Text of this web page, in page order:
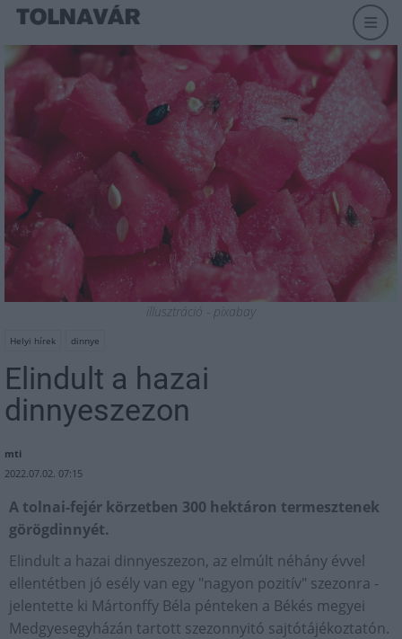
illusztráció - pixabay
Helyi hírek dinnye
Elindult a hazai
dinnyeszezon
mti
2022.07.02. 07:15
A tolnai-fejér körzetben 300 hektáron termesztenek
görögdinnyét.
Elindult a hazai dinnyeszezon, az elmúlt néhány évvel
ellentétben jó esély van egy "nagyon pozitív" szezonra -
jelentette ki Mártonffy Béla pénteken a Békés megyei
Medgyesegyházán tartott szezonnyitó sajtótájékoztatón.